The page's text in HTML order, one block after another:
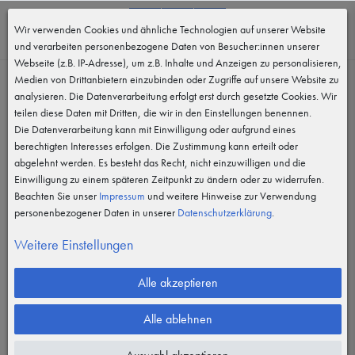
MENÜ
Wir verwenden Cookies und ähnliche Technologien auf unserer Website
und verarbeiten personenbezogene Daten von Besucher:innen unserer
Webseite (z.B. IP-Adresse), um z.B. Inhalte und Anzeigen zu personalisieren,
Medien von Drittanbietern einzubinden oder Zugriffe auf unsere Website zu
analysieren. Die Datenverarbeitung erfolgt erst durch gesetzte Cookies. Wir
teilen diese Daten mit Dritten, die wir in den Einstellungen benennen.
Die Datenverarbeitung kann mit Einwilligung oder aufgrund eines
berechtigten Interesses erfolgen. Die Zustimmung kann erteilt oder
abgelehnt werden. Es besteht das Recht, nicht einzuwilligen und die
Einwilligung zu einem späteren Zeitpunkt zu ändern oder zu widerrufen.
Beachten Sie unser Impressum und weitere Hinweise zur Verwendung
personenbezogener Daten in unserer Daten­schutz­erklärung.
Weitere Einstellungen
Alle akzeptieren
Alle ablehnen